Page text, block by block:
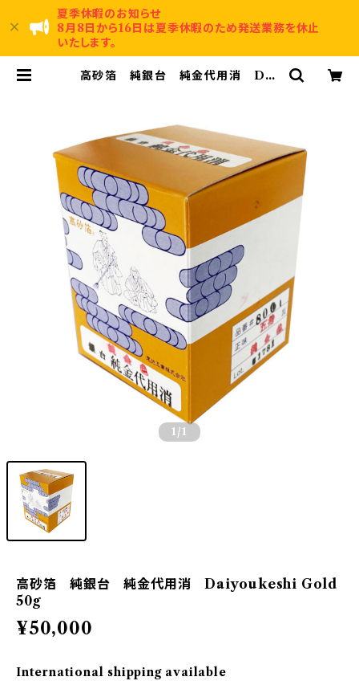
夏季休暇のお知らせ
8月8日から16日は夏季休暇のため発送業務を休止
いたします。
高砂箔 純銀台 純金代用消 Dai
1 /1
高砂箔 純銀台 純金代用消 Daiyoukeshi Gold
50g
¥50,000
International shipping available